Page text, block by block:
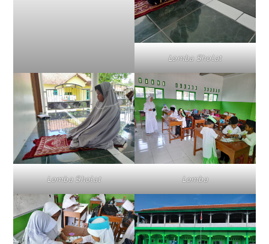
Lomba Sholat
Lomba Sholat Lomba